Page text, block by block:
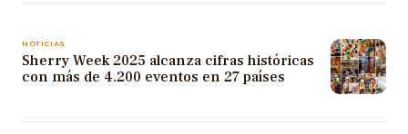
NOTICIAS
Sherry Week 2025 alcanza cifras históricas
con más de 4.200 eventos en 27 países